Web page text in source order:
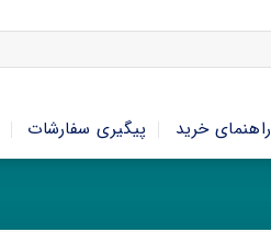
راهنمای خرید پیگیری سفارشات